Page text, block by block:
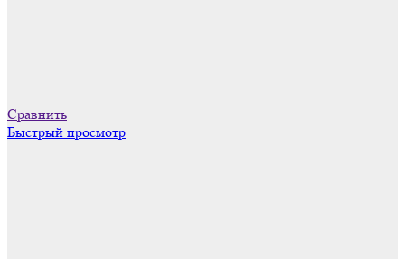
Сравнить
Быстрый просмотр